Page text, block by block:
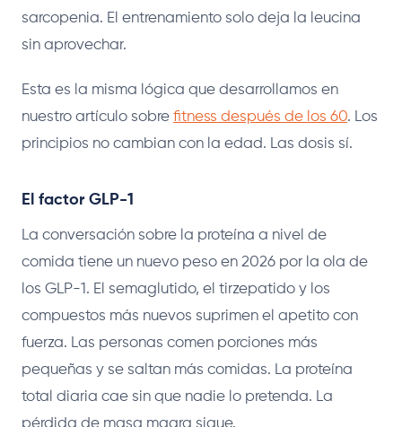
sarcopenia. El entrenamiento solo deja la leucina
sin aprovechar.
Esta es la misma lógica que desarrollamos en
nuestro artículo sobre fitness después de los 60. Los
principios no cambian con la edad. Las dosis sí.
El factor GLP-1
La conversación sobre la proteína a nivel de
comida tiene un nuevo peso en 2026 por la ola de
los GLP-1. El semaglutido, el tirzepatido y los
compuestos más nuevos suprimen el apetito con
fuerza. Las personas comen porciones más
pequeñas y se saltan más comidas. La proteína
total diaria cae sin que nadie lo pretenda. La
pérdida de masa magra sigue.